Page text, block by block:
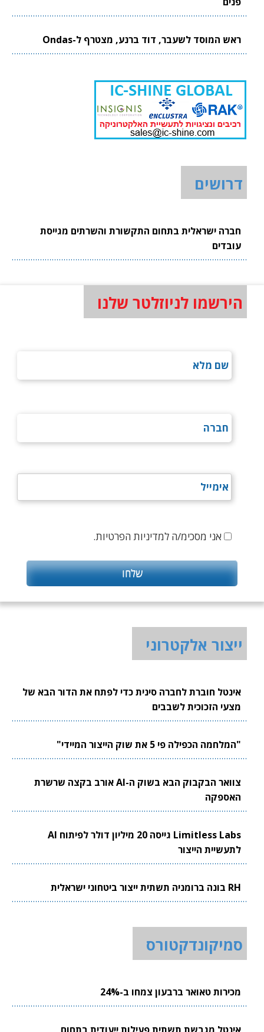
ראש המוסד לשעבר, דוד ברנע, מצטרף ל-Ondas
דרושים
חברה ישראלית בתחום התקשורת והשרתים מגייסת
עובדים
הירשמו לניוזלטר שלנו
אני מסכימ/ה למדיניות הפרטיות.
ייצור אלקטרוני
אינטל חוברת לחברה סינית כדי לפתח את הדור הבא של
מצעי הזכוכית לשבבים
"המלחמה הכפילה פי 5 את שוק הייצור המיידי"
צוואר הבקבוק הבא בשוק ה-AI אורב בקצה שרשרת
האספקה
Limitless Labs גייסה 20 מיליון דולר לפיתוח AI
לתעשיית הייצור
RH בונה ברומניה תשתית ייצור ביטחוני ישראלית
סמיקונדקטורס
מכירות טאואר ברבעון צמחו ב-24%